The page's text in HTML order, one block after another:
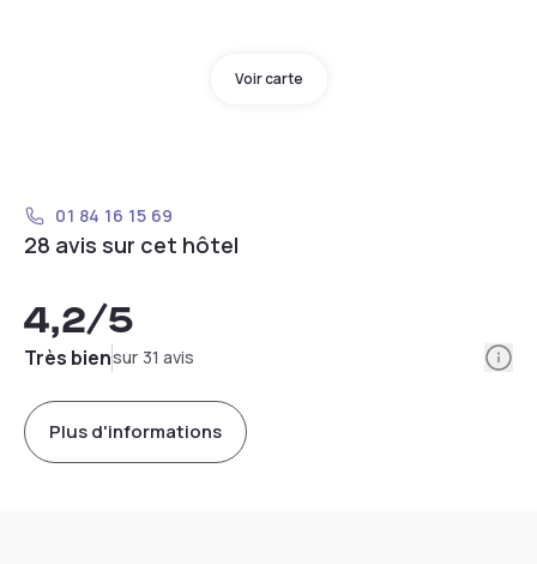
Voir carte
01 84 16 15 69
28 avis sur cet hôtel
4,2/5
Très biensur 31 avis
Plus d'informations